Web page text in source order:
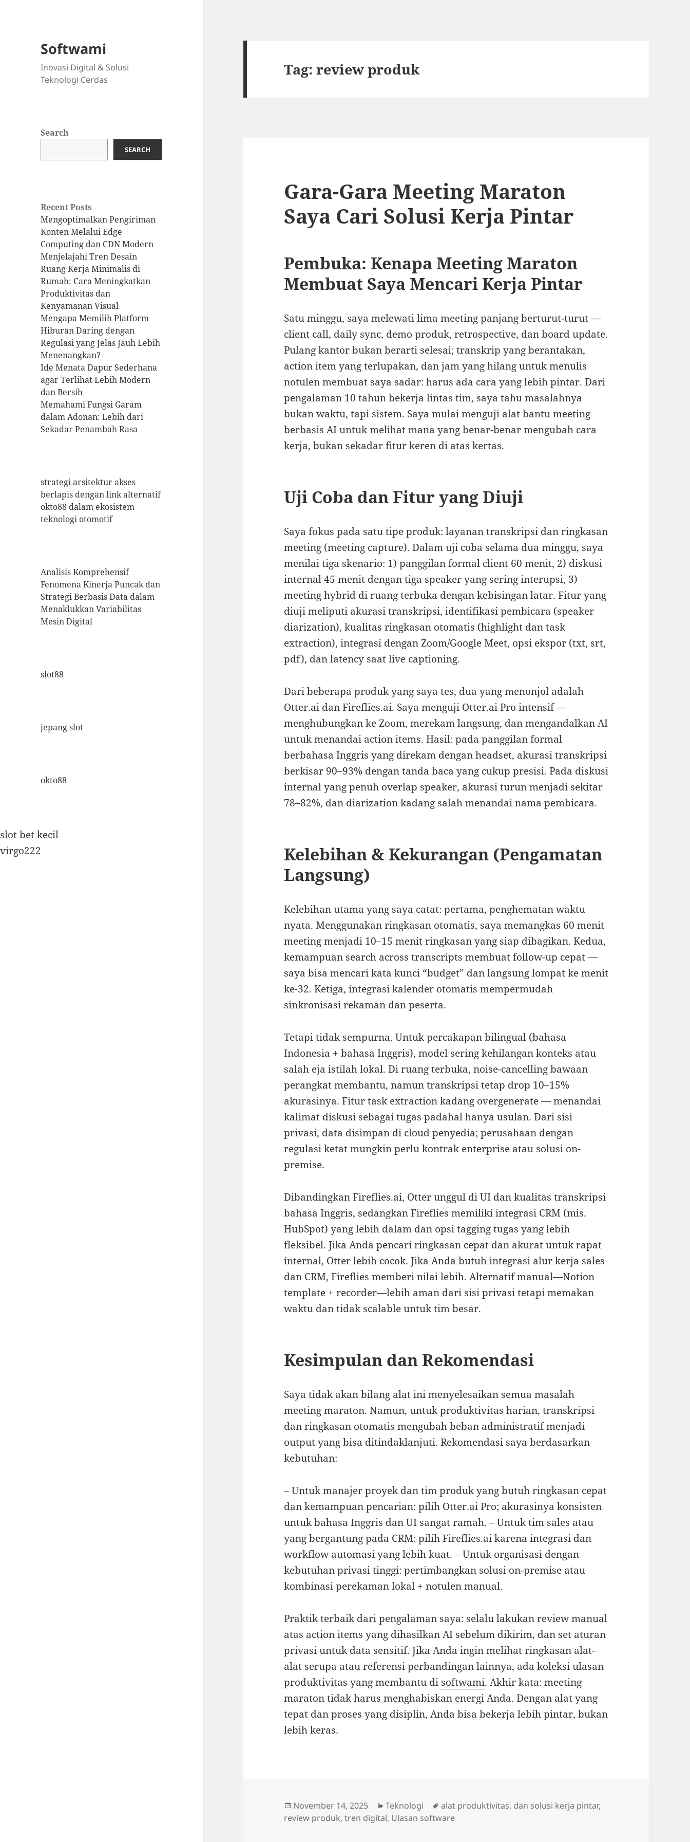
Softwami
Inovasi Digital & Solusi
Teknologi Cerdas
Search
SEARCH
Recent Posts
Mengoptimalkan Pengiriman
Konten Melalui Edge
Computing dan CDN Modern
Menjelajahi Tren Desain
Ruang Kerja Minimalis di
Rumah: Cara Meningkatkan
Produktivitas dan
Kenyamanan Visual
Mengapa Memilih Platform
Hiburan Daring dengan
Regulasi yang Jelas Jauh Lebih
Menenangkan?
Ide Menata Dapur Sederhana
agar Terlihat Lebih Modern
dan Bersih
Memahami Fungsi Garam
dalam Adonan: Lebih dari
Sekadar Penambah Rasa
strategi arsitektur akses
berlapis dengan link alternatif
okto88 dalam ekosistem
teknologi otomotif
Analisis Komprehensif
Fenomena Kinerja Puncak dan
Strategi Berbasis Data dalam
Menaklukkan Variabilitas
Mesin Digital
slot88
jepang slot
okto88
slot bet kecil
virgo222
Tag:review produk
Gara-Gara Meeting Maraton
Saya Cari Solusi Kerja Pintar
Pembuka: Kenapa Meeting Maraton
Membuat Saya Mencari Kerja Pintar
Satu minggu, saya melewati lima meeting panjang berturut-turut —
client call, daily sync, demo produk, retrospective, dan board update.
Pulang kantor bukan berarti selesai; transkrip yang berantakan,
action item yang terlupakan, dan jam yang hilang untuk menulis
notulen membuat saya sadar: harus ada cara yang lebih pintar. Dari
pengalaman 10 tahun bekerja lintas tim, saya tahu masalahnya
bukan waktu, tapi sistem. Saya mulai menguji alat bantu meeting
berbasis AI untuk melihat mana yang benar-benar mengubah cara
kerja, bukan sekadar fitur keren di atas kertas.
Uji Coba dan Fitur yang Diuji
Saya fokus pada satu tipe produk: layanan transkripsi dan ringkasan
meeting (meeting capture). Dalam uji coba selama dua minggu, saya
menilai tiga skenario: 1) panggilan formal client 60 menit, 2) diskusi
internal 45 menit dengan tiga speaker yang sering interupsi, 3)
meeting hybrid di ruang terbuka dengan kebisingan latar. Fitur yang
diuji meliputi akurasi transkripsi, identifikasi pembicara (speaker
diarization), kualitas ringkasan otomatis (highlight dan task
extraction), integrasi dengan Zoom/Google Meet, opsi ekspor (txt, srt,
pdf), dan latency saat live captioning.
Dari beberapa produk yang saya tes, dua yang menonjol adalah
Otter.ai dan Fireflies.ai. Saya menguji Otter.ai Pro intensif —
menghubungkan ke Zoom, merekam langsung, dan mengandalkan AI
untuk menandai action items. Hasil: pada panggilan formal
berbahasa Inggris yang direkam dengan headset, akurasi transkripsi
berkisar 90–93% dengan tanda baca yang cukup presisi. Pada diskusi
internal yang penuh overlap speaker, akurasi turun menjadi sekitar
78–82%, dan diarization kadang salah menandai nama pembicara.
Kelebihan & Kekurangan (Pengamatan
Langsung)
Kelebihan utama yang saya catat: pertama, penghematan waktu
nyata. Menggunakan ringkasan otomatis, saya memangkas 60 menit
meeting menjadi 10–15 menit ringkasan yang siap dibagikan. Kedua,
kemampuan search across transcripts membuat follow-up cepat —
saya bisa mencari kata kunci “budget” dan langsung lompat ke menit
ke-32. Ketiga, integrasi kalender otomatis mempermudah
sinkronisasi rekaman dan peserta.
Tetapi tidak sempurna. Untuk percakapan bilingual (bahasa
Indonesia + bahasa Inggris), model sering kehilangan konteks atau
salah eja istilah lokal. Di ruang terbuka, noise-cancelling bawaan
perangkat membantu, namun transkripsi tetap drop 10–15%
akurasinya. Fitur task extraction kadang overgenerate — menandai
kalimat diskusi sebagai tugas padahal hanya usulan. Dari sisi
privasi, data disimpan di cloud penyedia; perusahaan dengan
regulasi ketat mungkin perlu kontrak enterprise atau solusi on-
premise.
Dibandingkan Fireflies.ai, Otter unggul di UI dan kualitas transkripsi
bahasa Inggris, sedangkan Fireflies memiliki integrasi CRM (mis.
HubSpot) yang lebih dalam dan opsi tagging tugas yang lebih
fleksibel. Jika Anda pencari ringkasan cepat dan akurat untuk rapat
internal, Otter lebih cocok. Jika Anda butuh integrasi alur kerja sales
dan CRM, Fireflies memberi nilai lebih. Alternatif manual—Notion
template + recorder—lebih aman dari sisi privasi tetapi memakan
waktu dan tidak scalable untuk tim besar.
Kesimpulan dan Rekomendasi
Saya tidak akan bilang alat ini menyelesaikan semua masalah
meeting maraton. Namun, untuk produktivitas harian, transkripsi
dan ringkasan otomatis mengubah beban administratif menjadi
output yang bisa ditindaklanjuti. Rekomendasi saya berdasarkan
kebutuhan:
– Untuk manajer proyek dan tim produk yang butuh ringkasan cepat
dan kemampuan pencarian: pilih Otter.ai Pro; akurasinya konsisten
untuk bahasa Inggris dan UI sangat ramah. – Untuk tim sales atau
yang bergantung pada CRM: pilih Fireflies.ai karena integrasi dan
workflow automasi yang lebih kuat. – Untuk organisasi dengan
kebutuhan privasi tinggi: pertimbangkan solusi on-premise atau
kombinasi perekaman lokal + notulen manual.
Praktik terbaik dari pengalaman saya: selalu lakukan review manual
atas action items yang dihasilkan AI sebelum dikirim, dan set aturan
privasi untuk data sensitif. Jika Anda ingin melihat ringkasan alat-
alat serupa atau referensi perbandingan lainnya, ada koleksi ulasan
produktivitas yang membantu di softwami. Akhir kata: meeting
maraton tidak harus menghabiskan energi Anda. Dengan alat yang
tepat dan proses yang disiplin, Anda bisa bekerja lebih pintar, bukan
lebih keras.
Posted
on
November 14, 2025 Categories
Teknologi Tags
alat produktivitas, dan solusi kerja pintar,
review produk,tren digital, Ulasan software